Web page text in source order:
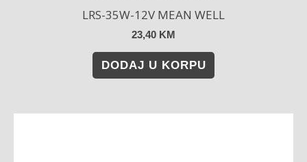
LRS-35W-12V MEAN WELL
23,40 KM
DODAJ U KORPU